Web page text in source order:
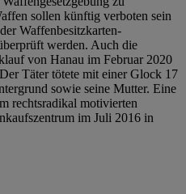
sollen künftig verboten sein
Waffenbesitzkarten-
werden. Auch die
von Hanau im Februar 2020
Täter tötete mit einer Glock 17
sowie seine Mutter. Eine
rechtsradikal motivierten
im Juli 2016 in